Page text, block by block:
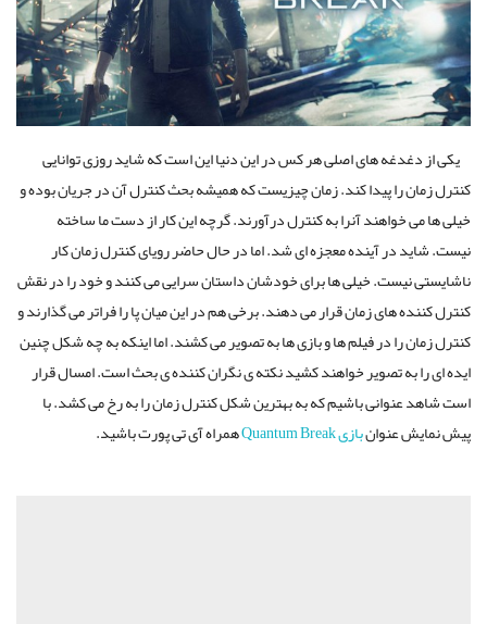
یکی از دغدغه های اصلی هر کس در این دنیا این است که شاید روزی توانایی
کنترل زمان را پیدا کند. زمان چیزیست که همیشه بحث کنترل آن در جریان بوده و
خیلی ها می خواهند آنرا به کنترل درآورند. گرچه این کار از دست ما ساخته
نیست. شاید در آینده معجزه ای شد. اما در حال حاضر رویای کنترل زمان کار
ناشایستی نیست. خیلی ها برای خودشان داستان سرایی می کنند و خود را در نقش
کنترل کننده های زمان قرار می دهند. برخی هم در این میان پا را فراتر می گذارند و
کنترل زمان را در فیلم ها و بازی ها به تصویر می کشند. اما اینکه به چه شکل چنین
ایده ای را به تصویر خواهند کشید نکته ی نگران کننده ی بحث است. امسال قرار
است شاهد عنوانی باشیم که به بهترین شکل کنترل زمان را به رخ می کشد. با
پیش نمایش عنوانبازی Quantum Break همراه آی تی پورت باشید.